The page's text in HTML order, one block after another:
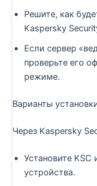
Решите, как
Kaspersky
Если сервер
проверьте его
режиме.
Варианты
Через Kaspersky
Установите KSC
устройства.